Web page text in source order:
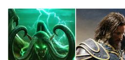
Filmy
Seriály
Hry